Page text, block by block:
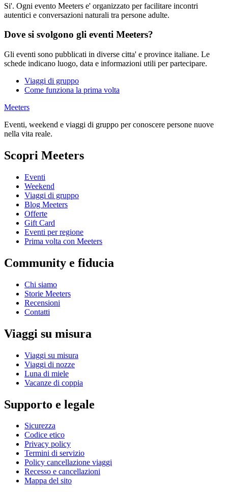
Si'. Ogni evento Meeters e' organizzato per facilitare incontri
autentici e conversazioni naturali tra persone adulte.
Dove si svolgono gli eventi Meeters?
Gli eventi sono pubblicati in diverse citta' e province italiane. Le
schede indicano luogo, data e informazioni utili per partecipare.
Viaggi di gruppo
Come funziona la prima volta
Meeters
Eventi, weekend e viaggi di gruppo per conoscere persone nuove
nella vita reale.
Scopri Meeters
Eventi
Weekend
Viaggi di gruppo
Blog Meeters
Offerte
Gift Card
Eventi per regione
Prima volta con Meeters
Community e fiducia
Chi siamo
Storie Meeters
Recensioni
Contatti
Viaggi su misura
Viaggi su misura
Viaggi di nozze
Luna di miele
Vacanze di coppia
Supporto e legale
Sicurezza
Codice etico
Privacy policy
Termini di servizio
Policy cancellazione viaggi
Recesso e cancellazioni
Mappa del sito